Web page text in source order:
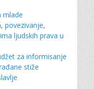
mlade
povezivanje,
ljudskih prava u
za informisanje
stiže